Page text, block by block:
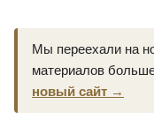
Мы переехали на
материалов
новый сайт →